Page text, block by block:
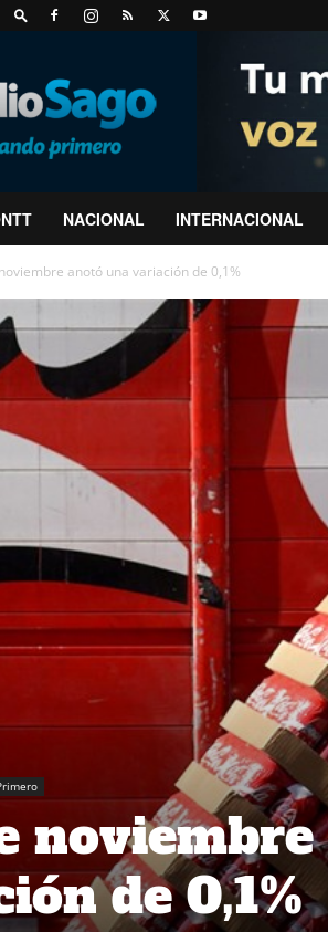
NACIONAL INTERNACIONAL
anotó una variación de 0,1%
de 0,1%